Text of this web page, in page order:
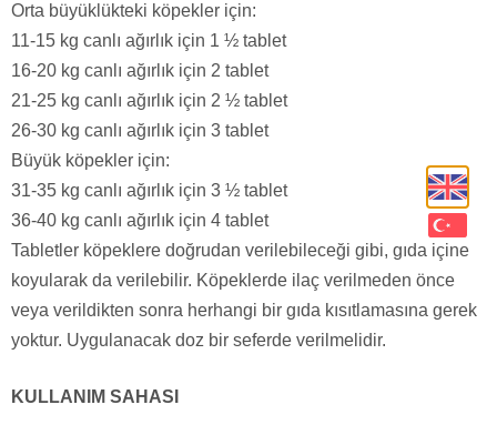
Orta büyüklükteki köpekler için:
11-15 kg canlı ağırlık için 1 ½ tablet
16-20 kg canlı ağırlık için 2 tablet
21-25 kg canlı ağırlık için 2 ½ tablet
26-30 kg canlı ağırlık için 3 tablet
Büyük köpekler için:
31-35 kg canlı ağırlık için 3 ½ tablet
36-40 kg canlı ağırlık için 4 tablet
Tabletler köpeklere doğrudan verilebileceği gibi, gıda içine
koyularak da verilebilir. Köpeklerde ilaç verilmeden önce
veya verildikten sonra herhangi bir gıda kısıtlamasına gerek
yoktur. Uygulanacak doz bir seferde verilmelidir.
KULLANIM SAHASI